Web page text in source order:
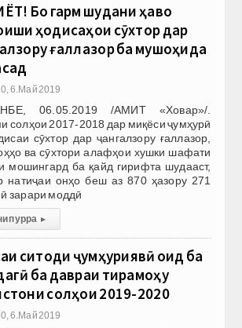
Бо гарм шудани ҳаво
ҳодисаҳои сӯхтор дар
ғаллазор ба мушоҳида
6.Май 2019
06.05.2019 /АМИТ «Ховар»/.
солҳои 2017-2018 дар миқёси ҷумҳурӣ
сӯхтор дар ҷангалзору ғаллазор,
ва сӯхтори алафҳои хушки шафати
мошингард ба қайд гирифта шудааст,
натиҷаи онҳо беш аз 870 ҳазору 271
зарари моддӣ
пурра ▸
ситоди ҷумҳуриявӣ оид ба
ба давраи тирамоҳу
солҳои 2019-2020
6.Май 2019